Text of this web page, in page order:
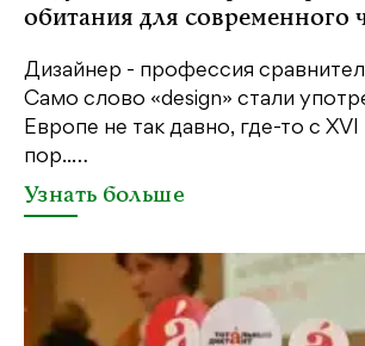
обитания для современного
Дизайнер - профессия
Само слово «design» стали
Европе не так давно, где-то с XVI
пор..…
Узнать больше